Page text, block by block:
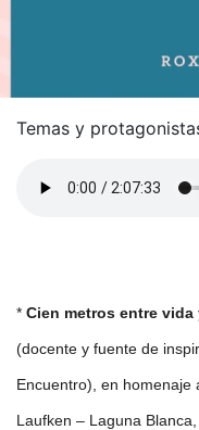
Temas y
* Cien metros entre vida
(docente y fuente de
Encuentro), en homenaje
Laufken – Laguna